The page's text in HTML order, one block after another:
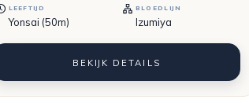
LEEFTIJD
Yonsai (50m)
BLOEDLIJN
Izumiya
BEKIJK DETAILS